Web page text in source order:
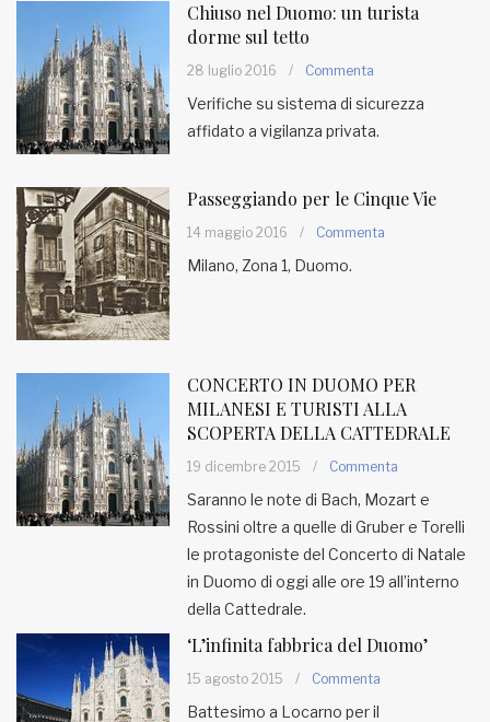
Chiuso nel Duomo: un turista
dorme sul tetto
28 luglio 2016 / Commenta
Verifiche su sistema di sicurezza
affidato a vigilanza privata.
Passeggiando per le Cinque Vie
14 maggio 2016 / Commenta
Milano, Zona 1, Duomo.
CONCERTO IN DUOMO PER
MILANESI E TURISTI ALLA
SCOPERTA DELLA CATTEDRALE
19 dicembre 2015 / Commenta
Saranno le note di Bach, Mozart e
Rossini oltre a quelle di Gruber e Torelli
le protagoniste del Concerto di Natale
in Duomo di oggi alle ore 19 all’interno
della Cattedrale.
‘L’infinita fabbrica del Duomo’
15 agosto 2015 / Commenta
Battesimo a Locarno per il